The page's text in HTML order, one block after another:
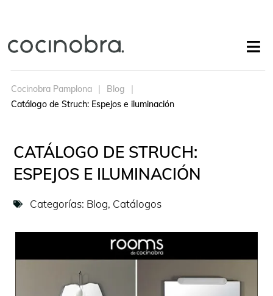
Cocinobra Pamplona
Blog
Catálogo de Struch: Espejos e iluminación
CATÁLOGO DE STRUCH:
ESPEJOS E ILUMINACIÓN
Categorías: Blog, Catálogos